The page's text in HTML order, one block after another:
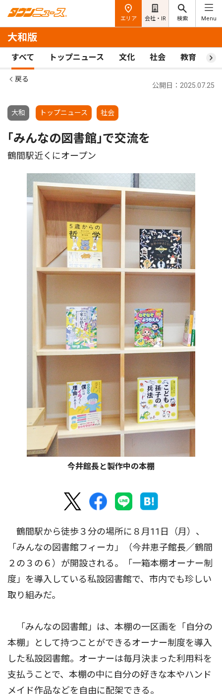
エリア 会社・IR 検索 Menu
大和版
すべて トップニュース 文化 社会 教育 ス
戻る
大和 トップニュース 社会
公開日：2025.07.25
｢みんなの図書館｣で交流を
鶴間駅近くにオープン
今井館長と製作中の本棚
鶴間駅から徒歩３分の場所に８月11日（月）、
「みんなの図書館フィーカ」（今井恵子館長／鶴間
２の３の６）が開設される。「一箱本棚オーナー制
度」を導入している私設図書館で、市内でも珍しい
取り組みだ。
「みんなの図書館」は、本棚の一区画を「自分の
本棚」として持つことができるオーナー制度を導入
した私設図書館。オーナーは毎月決まった利用料を
支払うことで、本棚の中に自分の好きな本やハンド
メイド作品などを自由に配架できる。